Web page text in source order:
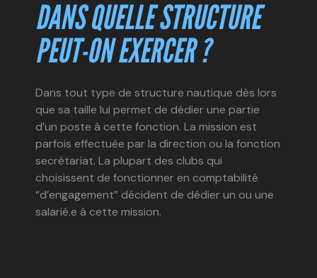
DANS QUELLE STRUCTURE
PEUT-ON EXERCER ?
Dans tout type de structure nautique dès lors
que sa taille lui permet de dédier une partie
d’un poste à cette fonction. La mission est
parfois effectuée par la direction ou la fonction
secrétariat. La plupart des clubs qui
choisissent de fonctionner en comptabilité
“d’engagement” décident de dédier un ou une
salarié.e à cette mission.